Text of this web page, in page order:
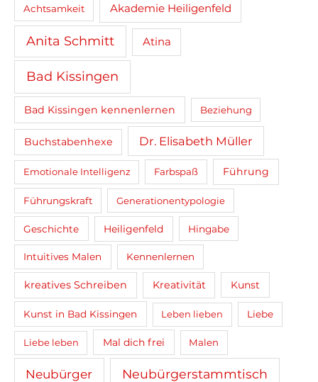
Achtsamkeit Akademie Heiligenfeld
Anita Schmitt Atina
Bad Kissingen
Bad Kissingen kennenlernen Beziehung
Buchstabenhexe Dr. Elisabeth Müller
Emotionale Intelligenz Farbspaß Führung
Führungskraft Generationentypologie
Geschichte Heiligenfeld Hingabe
Intuitives Malen Kennenlernen
kreatives Schreiben Kreativität Kunst
Kunst in Bad Kissingen Leben lieben Liebe
Liebe leben Mal dich frei Malen
Neubürger Neubürgerstammtisch